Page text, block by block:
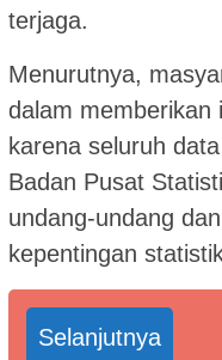
terjaga.
Menurutnya,
dalam memberikan
karena seluruh
Badan Pusat
undang-undang
kepentingan
Selanjutnya